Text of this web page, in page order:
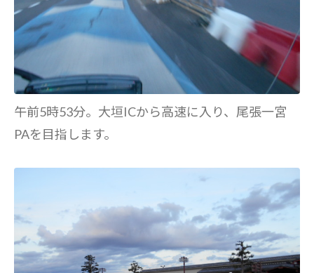
午前5時53分。大垣ICから高速に入り、尾張一宮
PAを目指します。